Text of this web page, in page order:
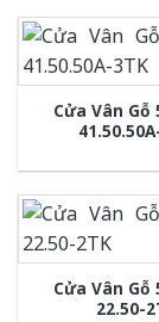
Cửa Vân Gỗ
Cửa Vân Gỗ
22.50-